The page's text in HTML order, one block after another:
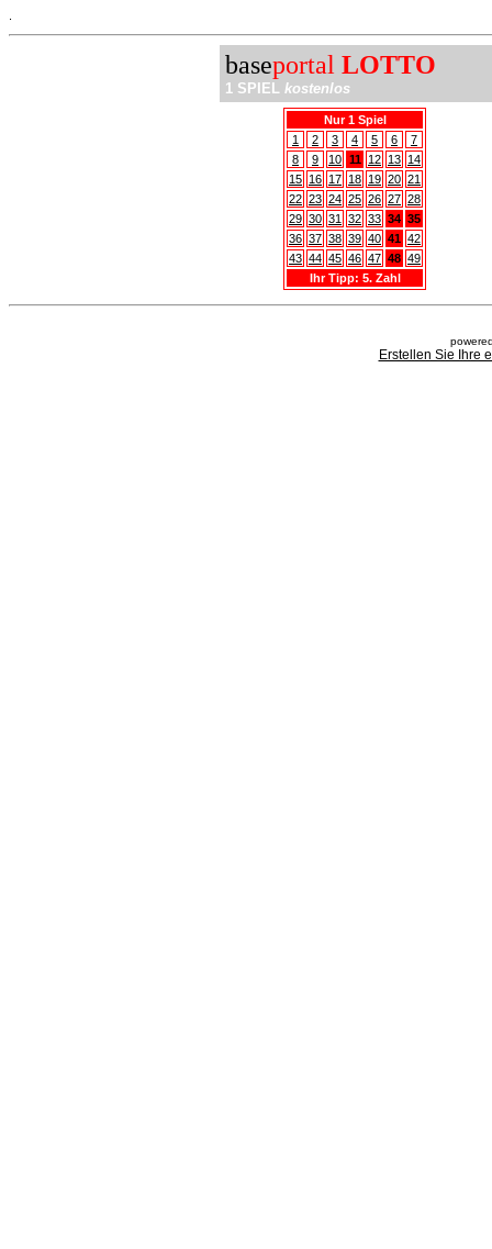
baseportal LOTTO
1 SPIEL kostenlos
Nur 1 Spiel
1
2 3 4 5 6
7
8
9 10 11 12 13 14
15 16 17 18 19 20 21
22 23 24 25 26 27 28
29 30 31 32 33 34 35
36 37 38 39 40 41 42
43 44 45 46 47 48 49
Ihr Tipp: 5. Zahl
Erstellen Sie Ihre